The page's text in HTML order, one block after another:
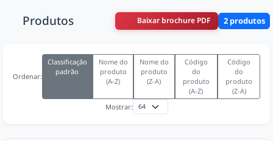
Produtos Baixar brochure PDF 2 produtos
Ordenar:
Classificação
padrão
Nome do
produto
(A-Z)
Nome do
produto
(Z-A)
Código
do
produto
(A-Z)
Código
do
produto
(Z-A)
Mostrar: